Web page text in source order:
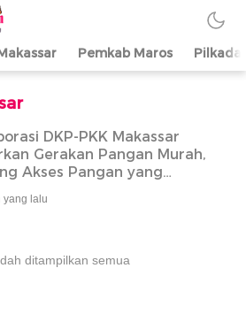
Pemkab Maros Pilkada
DKP-PKK Makassar
Gerakan Pangan Murah,
Akses Pangan yang
yang lalu
ditampilkan semua